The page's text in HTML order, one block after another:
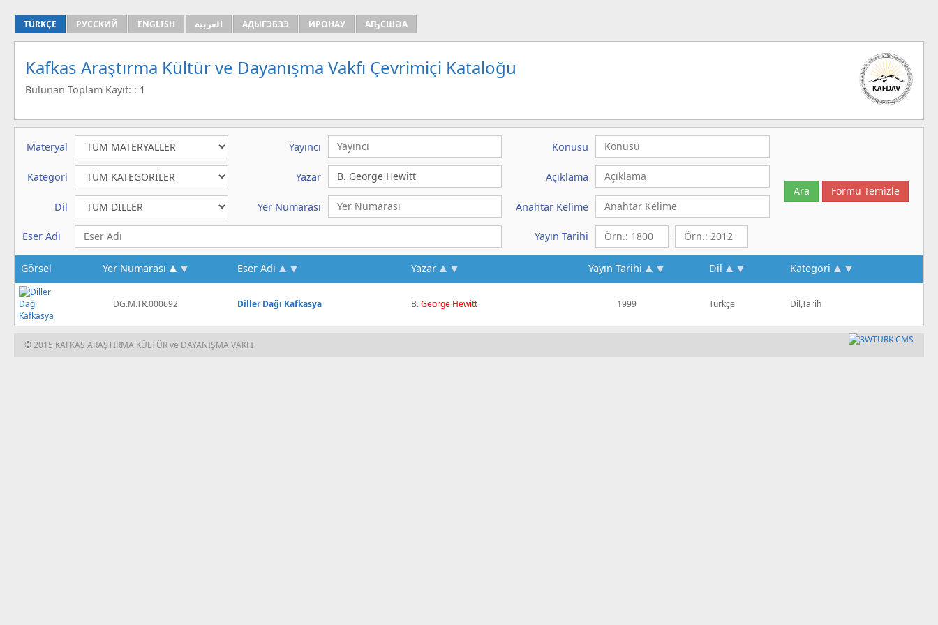
TÜRKÇE РУССКИЙ ENGLISH العربية АДЫГЭБЗЭ ИРОНАУ АҦСШӘА
Kafkas Araştırma Kültür ve Dayanışma Vakfı Çevrimiçi Kataloğu
Bulunan Toplam Kayıt: : 1
Materyal Yayıncı Konusu
Kategori Yazar Açıklama
Dil Yer Numarası Anahtar Kelime
Eser Adı Yayın Tarihi -
Görsel Yer Numarası Eser Adı Yazar Yayın Tarihi Dil Kategori
DG.M.TR.000692 Diller Dağı Kafkasya B.George Hewitt 1999 Türkçe Dil,Tarih
© 2015 KAFKAS ARAŞTIRMA KÜLTÜR ve DAYANIŞMA VAKFI